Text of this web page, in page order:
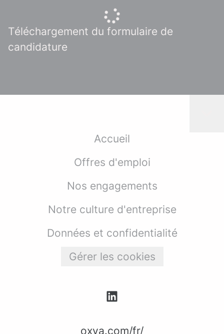
Téléchargement du formulaire de
candidature
Accueil
Offres d'emploi
Nos engagements
Notre culture d'entreprise
Données et confidentialité
Gérer les cookies
oxya.com/fr/